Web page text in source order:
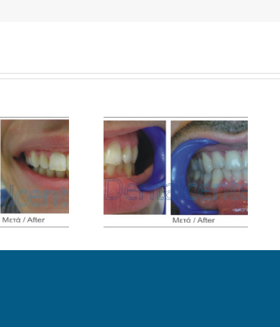
χωρίς
σιδεράκια
8
Ορθοδοντική χωρίς
σιδεράκια
Περιστατικό 7